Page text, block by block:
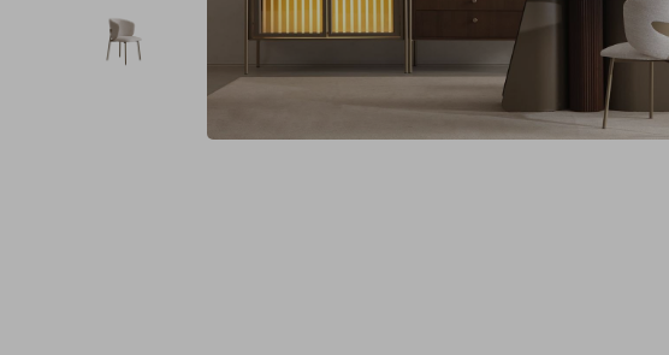
Krem Koltuk Takımı
Gri Koltuk Takımı
Siyah TV Ünitesi
Şömineli TV Ünitesi